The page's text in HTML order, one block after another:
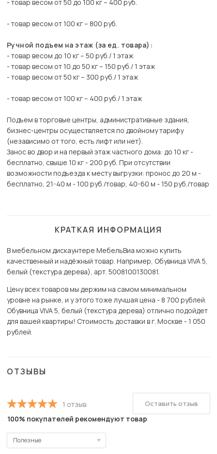
- товар весом от 50 до 100 кг – 400 руб.
- товар весом от 100 кг – 800 руб.
Ручной подъем на этаж (за ед. товара):
- товар весом до 10 кг – 50 руб./ 1 этаж
- товар весом от 10 до 50 кг – 150 руб./ 1 этаж
- товар весом от 50 кг – 300 руб./ 1 этаж
- товар весом от 100 кг – 400 руб./ 1 этаж
Подъем в торговые центры, административные здания,
бизнес-центры осуществляется по двойному тарифу
(независимо от того, есть лифт или нет).
Занос во двор и на первый этаж частного дома: до 10 кг -
бесплатно, свыше 10 кг - 200 руб. При отсутствии
возможности подъезда к месту выгрузки: пронос до 20 м -
бесплатно, 21-40 м - 100 руб./товар, 40-60 м - 150 руб./товар
КРАТКАЯ ИНФОРМАЦИЯ
В мебельном дискаунтере МебельВиа можно купить
качественный и надёжный товар. Например, Обувница VIVA 5,
белый (текстура дерева), арт. 5008100130081.
Цену всех товаров мы держим на самом минимальном
уровне на рынке, и у этого тоже лучшая цена - 8 700 рублей.
Обувница VIVA 5, белый (текстура дерева) отлично подойдет
для вашей квартиры! Стоимость доставки в г. Москве - 1 050
рублей.
ОТЗЫВЫ
1 отзыв
100% покупателей рекомендуют товар
Полезные
Оставить отзыв